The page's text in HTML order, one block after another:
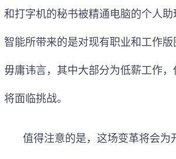
和打字机的秘书被精通电脑的个人
智能所带来的是对现有职业和工作版
毋庸讳言，其中大部分为低薪工作
将面临挑战。
值得注意的是，这场变革将会为